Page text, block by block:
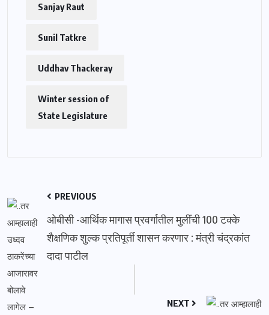
Sanjay Raut
Sunil Tatkre
Uddhav Thackeray
Winter session of
State Legislature
PREVIOUS
ओबीसी -आर्थिक मागास प्रवर्गातील मुलींची 100 टक्के
शैक्षणिक शुल्क प्रतिपूर्ती शासन करणार : मंत्री चंद्रकांत
दादा पाटील
NEXT